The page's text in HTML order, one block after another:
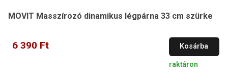
MOVIT Masszírozó dinamikus légpárna 33 cm szürke
6 390 Ft Kosárba
raktáron